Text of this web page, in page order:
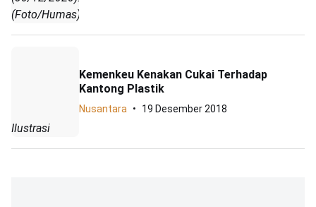
(Foto/Humas)
Ilustrasi
Kemenkeu Kenakan Cukai Terhadap
Kantong Plastik
Nusantara 19 Desember 2018